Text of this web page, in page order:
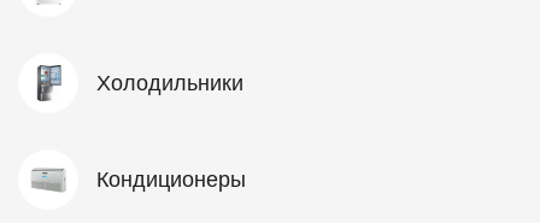
Холодильники
Кондиционеры